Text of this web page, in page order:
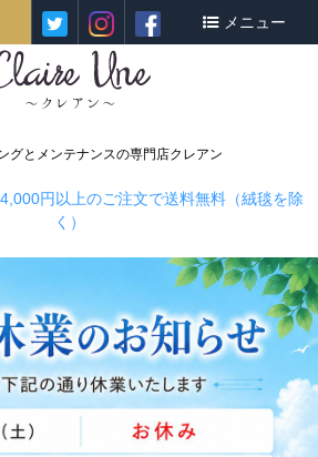
グとメンテナンスの専門店クレアン
メニュー
円以上のご注文で送料無料（絨毯を除
く）